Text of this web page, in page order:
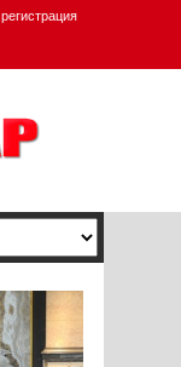
регистрация